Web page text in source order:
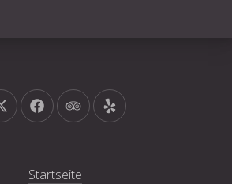
Neues Fenster
Neues Fenster
Neues FensterNeues Fenster
Startseite